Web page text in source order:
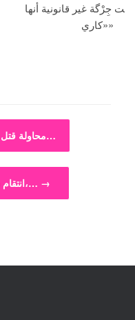
جِرْگة غير قانونية أنها
«كاري»
محاولة قتل في دويسبورغ: الأم…
انتقام شرف في أوتار براديش،… →